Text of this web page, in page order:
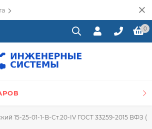
0
15-25-01-1-B-Ст.20-IV ГОСТ 33259-2015 ВФЗ